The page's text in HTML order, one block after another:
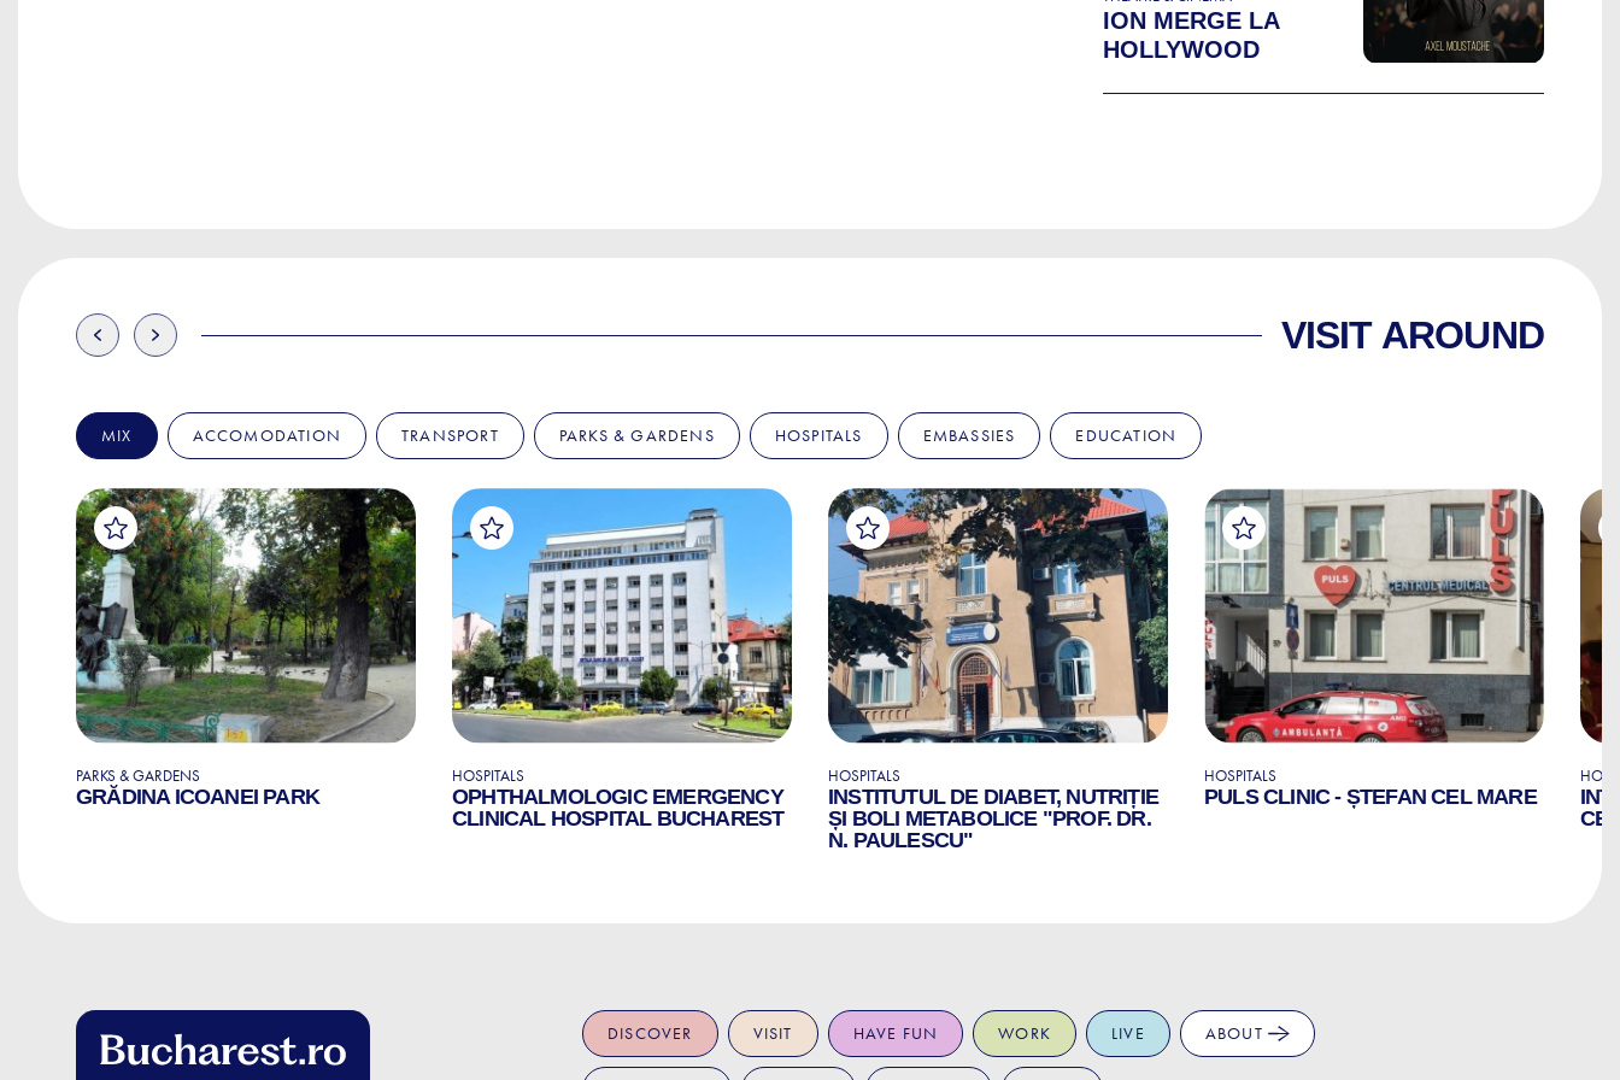
ION MERGE LA
HOLLYWOOD
VISIT AROUND
MIX ACCOMODATION TRANSPORT PARKS & GARDENS HOSPITALS EMBASSIES EDUCATION
PARKS & GARDENS
GRĂDINA ICOANEI PARK
HOSPITALS
OPHTHALMOLOGIC EMERGENCY
CLINICAL HOSPITAL BUCHAREST
HOSPITALS
INSTITUTUL DE DIABET, NUTRIȚIE
ȘI BOLI METABOLICE "PROF. DR.
N. PAULESCU"
HOSPITALS
PULS CLINIC - ȘTEFAN CEL MARE
DISCOVER VISIT HAVE FUN WORK LIVE ABOUT